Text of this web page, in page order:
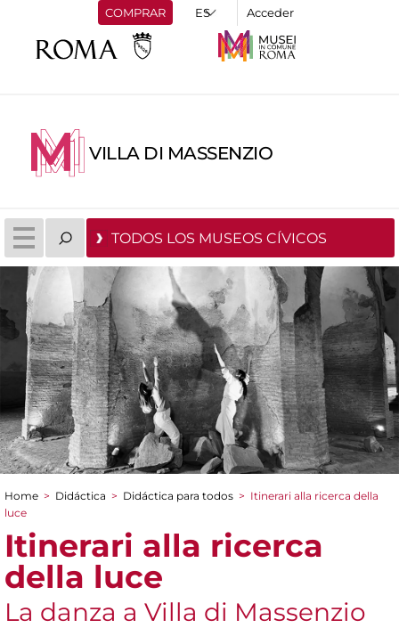
COMPRAR Acceder
VILLA DI MASSENZIO
TODOS LOS MUSEOS CÍVICOS
You are here
Home > Didáctica > Didáctica para todos > Itinerari alla ricerca della
luce
Itinerari alla ricerca
della luce
La danza a Villa di Massenzio